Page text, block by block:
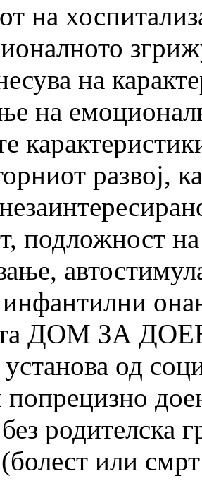
на
на
на
развој,
подложност
ДОМ ЗА
од
попрецизно
родителска
или